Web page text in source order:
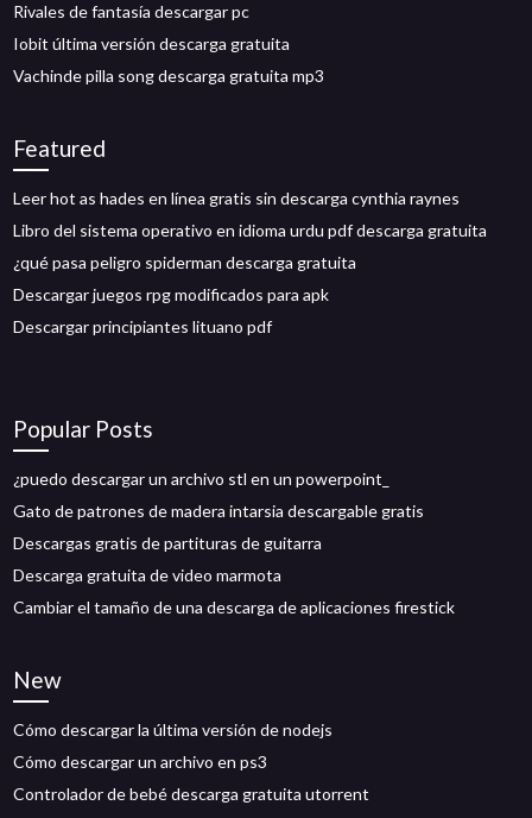
Rivales de fantasía descargar pc
Iobit última versión descarga gratuita
Vachinde pilla song descarga gratuita mp3
Featured
Leer hot as hades en línea gratis sin descarga cynthia raynes
Libro del sistema operativo en idioma urdu pdf descarga gratuita
¿qué pasa peligro spiderman descarga gratuita
Descargar juegos rpg modificados para apk
Descargar principiantes lituano pdf
Popular Posts
¿puedo descargar un archivo stl en un powerpoint_
Gato de patrones de madera intarsia descargable gratis
Descargas gratis de partituras de guitarra
Descarga gratuita de video marmota
Cambiar el tamaño de una descarga de aplicaciones firestick
New
Cómo descargar la última versión de nodejs
Cómo descargar un archivo en ps3
Controlador de bebé descarga gratuita utorrent